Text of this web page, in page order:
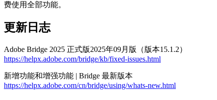
费使用全部功能。
更新日志
Adobe Bridge 2025 正式版2025年09月版（版本15.1.2）
https://helpx.adobe.com/bridge/kb/fixed-issues.html
新增功能和增强功能 | Bridge 最新版本
https://helpx.adobe.com/cn/bridge/using/whats-new.html